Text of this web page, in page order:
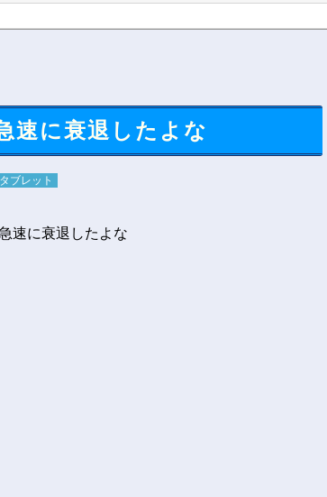
...
速に衰退したよな
タブレット